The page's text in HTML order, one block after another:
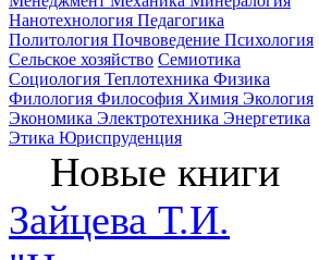
Нанотехнология Педагогика
Политология Почвоведение Психология
Сельское хозяйство Семиотика
Социология Теплотехника Физика
Филология Философия Химия Экология
Экономика Электротехника Энергетика
Этика Юриспруденция
Новые книги
Зайцева Т.И.